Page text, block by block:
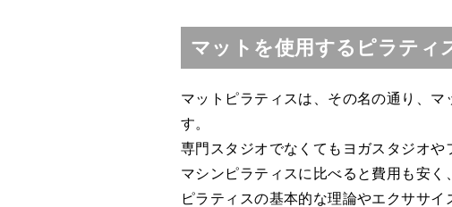
マットを使用するピラティ
マットピラティスは、その名の通り、
す。
専門スタジオでなくてもヨガスタジオや
マシンピラティスに比べると費用も安く
ピラティスの基本的な理論やエクササ